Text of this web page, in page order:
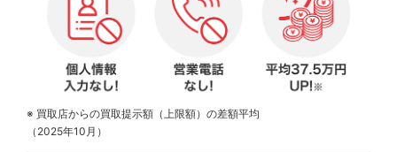
※ 買取店からの買取提示額（上限額）の差額平均
（2025年10月）